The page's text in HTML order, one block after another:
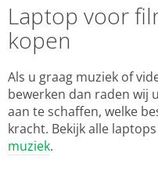
Laptop voor
kopen
Als u graag muziek of
bewerken dan raden wij
aan te schaffen, welke
kracht. Bekijk alle
muziek.